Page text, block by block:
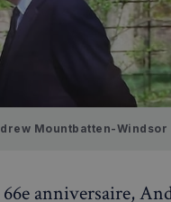
Mountbatten-Windsor
anniversaire,